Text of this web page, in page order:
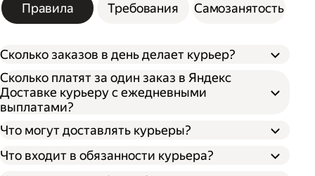
Правила Требования Самозанятость
Сколько заказов в день делает курьер?
Сколько платят за один заказ в Яндекс
Доставке курьеру с ежедневными
выплатами?
Что могут доставлять курьеры?
Что входит в обязанности курьера?